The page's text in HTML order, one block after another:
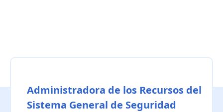
Administradora de los Recursos del
Sistema General de Seguridad